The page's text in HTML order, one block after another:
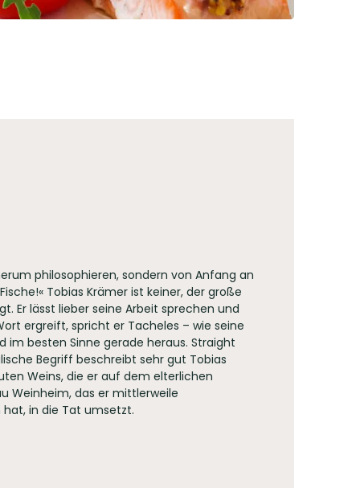
philosophieren, sondern von Anfang an
Tobias Krämer ist keiner, der große
Er lässt lieber seine Arbeit sprechen und
ergreift, spricht er Tacheles – wie seine
im besten Sinne gerade heraus. Straight
Begriff beschreibt sehr gut Tobias
Weins, die er auf dem elterlichen
Weinheim, das er mittlerweile
in die Tat umsetzt.